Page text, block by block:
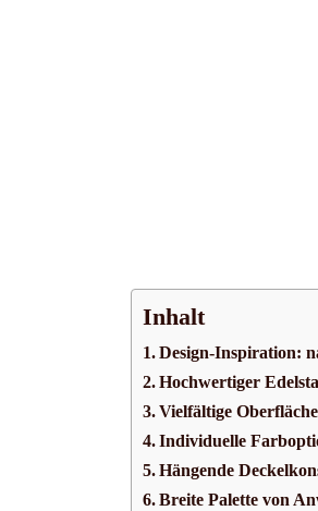
Inhalt
Design-Inspiration:
Hochwertiger
Vielfältige
Individuelle
Hängende
Breite Palette von